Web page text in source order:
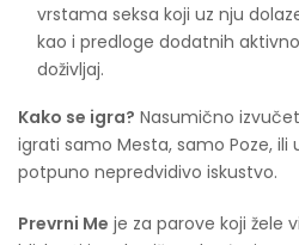
vrstama seksa koji uz nju
kao i predloge dodatnih
doživljaj.
Kako se igra? Nasumično
igrati samo Mesta, samo Poze, ili
potpuno nepredvidivo iskustvo.
Prevrni Me je za parove koji žele